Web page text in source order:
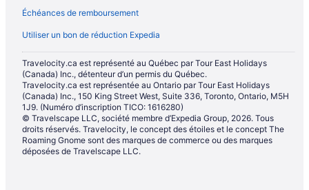
Échéances de remboursement
Utiliser un bon de réduction Expedia
Travelocity.ca est représenté au Québec par Tour East Holidays
(Canada) Inc., détenteur d’un permis du Québec.
Travelocity.ca est représentée au Ontario par Tour East Holidays
(Canada) Inc., 150 King Street West, Suite 336, Toronto, Ontario, M5H
1J9. (Numéro d’inscription TICO: 1616280)
© Travelscape LLC, société membre d’Expedia Group, 2026. Tous
droits réservés. Travelocity, le concept des étoiles et le concept The
Roaming Gnome sont des marques de commerce ou des marques
déposées de Travelscape LLC.